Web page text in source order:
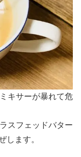
キサーが暴れて危
スフェッドバター
します。